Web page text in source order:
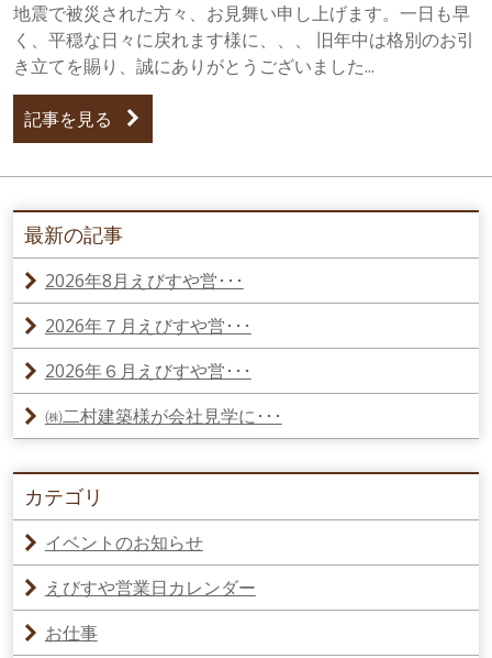
地震で被災された方々、お見舞い申し上げます。一日も早
く、平穏な日々に戻れます様に、、、 旧年中は格別のお引
き立てを賜り、誠にありがとうございました...
記事を見る
最新の記事
2026年8月えびすや営･･･
2026年７月えびすや営･･･
2026年６月えびすや営･･･
㈱二村建築様が会社見学に･･･
カテゴリ
イベントのお知らせ
えびすや営業日カレンダー
お仕事